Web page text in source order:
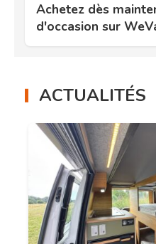
Achetez dès
d'occasion sur
ACTUALITÉS